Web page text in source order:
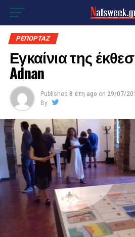
ΡΕΠΟΡΤΑΖ
Εγκαίνια της
Adnan
Published 8 έτη ago on 29/07/
By